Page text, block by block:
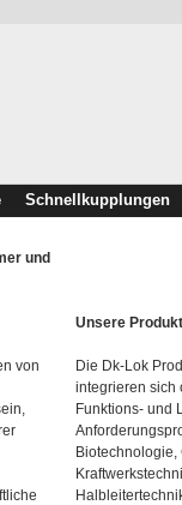
Schnellkupplungen
und
von
Unsere
Die Dk-Lok
integrieren sich
Funktions- und